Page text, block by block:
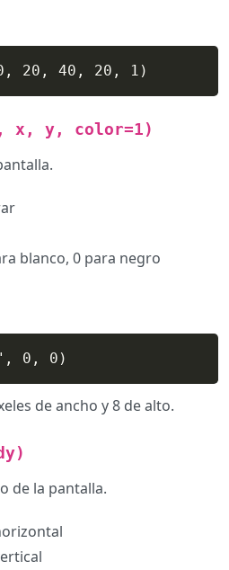
20, 40, 20, 1)
x, y, color=1)
blanco, 0 para negro
0, 0)
de ancho y 8 de alto.
de la pantalla.